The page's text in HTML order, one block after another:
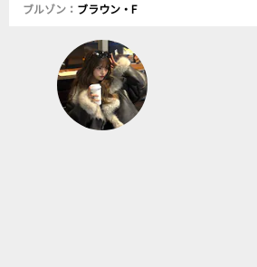
ブルゾン： ブラウン・F